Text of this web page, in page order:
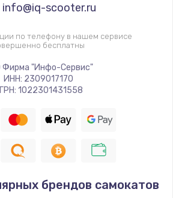
info@iq-scooter.ru
по телефону в нашем сервисе
бесплатны
Фирма "Инфо-Сервис"
ИНН: 2309017170
1022301431558
брендов самокатов